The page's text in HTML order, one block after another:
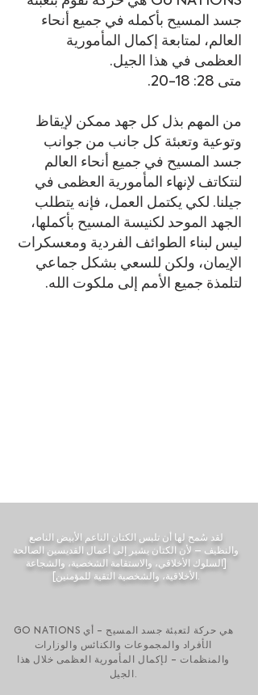
جسد المسيح بأكمله في جميع أنحاء
العالم، لمتابعة إكمال المأمورية
العظمى في هذا الجيل.
متى 28: 18-20.
من المهم بذل كل جهد ممكن لإيقاظ
وتوعية وتعبئة كل جانب من جوانب
جسد المسيح في جميع أنحاء العالم
لنتكاتف لإنهاء المأمورية العظمى في
جيلنا. لكي يكتمل العمل، فإنه يتطلب
الجهد الموحد لكنيسة المسيح بأكملها،
ليس لبناء الطوائف الفردية ومعسكرات
الإيمان، ولكن للسعي بشكل جماعي
لتلمذة جميع الأمم إلى ملكوت الله.
لقد سُمح لها أن تلبس الكتان الناعم الأبيض الناصع
والنظيف – لأن الكتان يشير إلى أعمال القديسين الصالحة
[السلوك الأخلاقي، والاستقامة الشخصية، والشجاعة
الأخلاقية، والشخصية التقية للمؤمنين].
GO NATIONS هي حركة لتعبئة جسد المسيح - أي
الأفراد والمجموعات والكنائس والوزارات
والمنظمات - لإكمال المأمورية العظمى خلال هذا
الجيل.